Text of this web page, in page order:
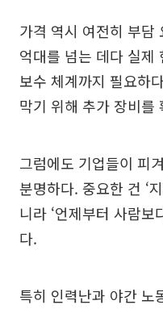
가격 역시 여전히 부담
억대를 넘는 데다 실제
보수 체계까지 필요하
막기 위해 추가 장비를
그럼에도 기업들이 피
분명하다. 중요한 건 ‘
니라 ‘언제부터 사람보
다.
특히 인력난과 야간 노